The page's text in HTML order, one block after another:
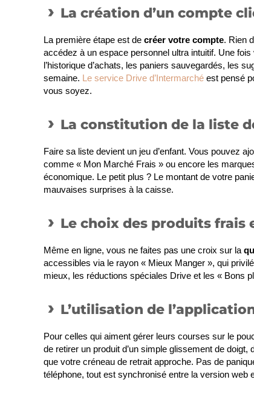
La création d’un compte
La première étape est de créer votre compte. Rien
accédez à un espace personnel ultra intuitif. Une
l’historique d’achats, les paniers sauvegardés, les
semaine. Le service Drive d’Intermarché est pensé
vous soyez.
La constitution de la liste
Faire sa liste devient un jeu d’enfant. Vous pouvez
comme « Mon Marché Frais » ou encore les
économique. Le petit plus ? Le montant de votre
mauvaises surprises à la caisse.
Le choix des produits frais
Même en ligne, vous ne faites pas une croix sur la
accessibles via le rayon « Mieux Manger », qui
mieux, les réductions spéciales Drive et les « Bons
L’utilisation de
Pour celles qui aiment gérer leurs courses sur le
de retirer un produit d’un simple glissement de
que votre créneau de retrait approche. Pas de
téléphone, tout est synchronisé entre la version web